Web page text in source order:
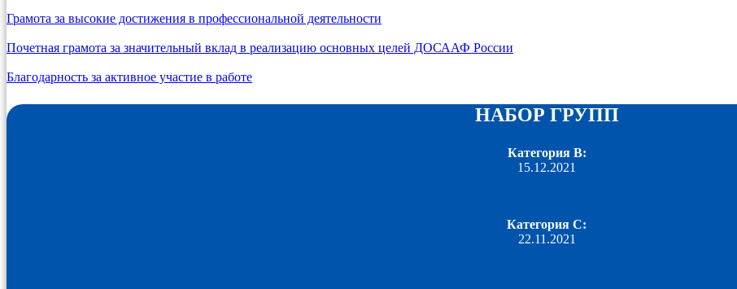
Грамота за высокие достижения в профессиональной деятельности
Почетная грамота за значительный вклад в реализацию основных целей ДОСААФ России
Благодарность за активное участие в работе
НАБОР ГРУПП
Категория B:
15.12.2021
Категория C:
22.11.2021